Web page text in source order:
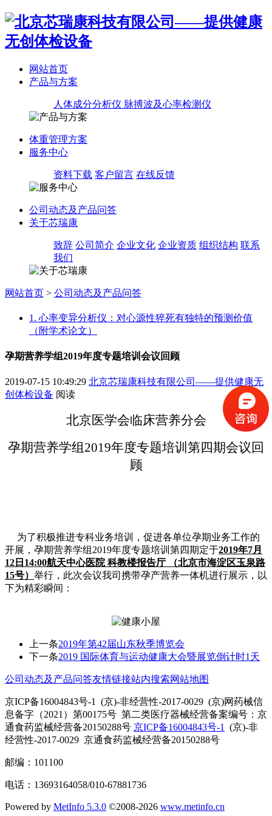
网站首页
产品与方案
人体成分分析仪 脉搏波及心率检测仪
体重管理方案
服务中心
资料下载 客户留言 在线反馈
公司动态及产品问答
关于芯瑞康
致辞 公司简介 企业文化 企业资质 组织结构 联系
我们
网站首页 > 公司动态及产品问答
1. 心率变异分析仪：对心源性猝死有独特的预测价值
（附学术论文）
孕期营养学组2019年度专题培训会议回顾
2019-07-15 10:49:29 北京芯瑞康科技有限公司——提供健康无
创体检设备 阅读
北京医学会临床营养分会
孕期营养学组2019年度专题培训第四期会议回
顾
为了积极推进专科业务培训，促进各单位孕期业务工作的
开展，孕期营养学组 2019年度专题培训第四期定于2019年7月
12 日 14:00航天中心医院 科教楼报告厅
（北京市海淀区玉泉路
15号） 举行，此次会议我司携带孕产营养一体机进行展示，以
下为精彩瞬间：
上一条2019年第42届山东秋季博览会
下一条2019 国际体育与运动健康大会暨展览倒计时1天
公司动态及产品问答友情链接站内搜索网站地图
京ICP备16004843号-1 (京)-非经营性-2017-0029 (京)网药械信
息备字（2021）第00175号 第二类医疗器械经营备案编号：京
通食药监械经营备20150288号 京ICP备16004843号-1
(京)-非
经营性-2017-0029 京通食药监械经营备20150288号
邮编：101100
电话：13693164058/010-67881736
Powered by MetInfo 5.3.0 ©2008-2026 www.metinfo.cn